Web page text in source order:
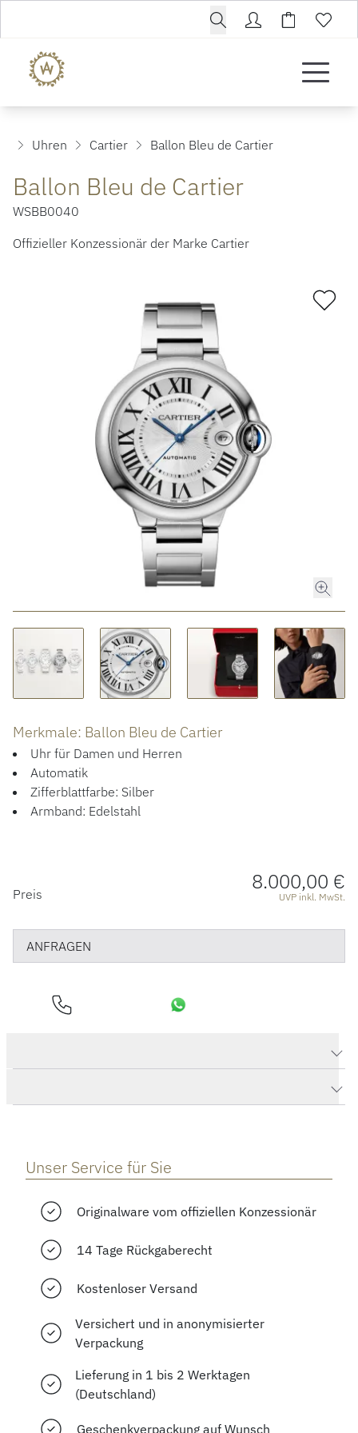
ROLEX CERTIFIED PRE-OWNED
LUXURY DEALS
HOCHZEIT
Uhren Cartier Ballon Bleu de Cartier
Ballon Bleu de Cartier
WSBB0040
Offizieller Konzessionär der Marke Cartier
Merkmale: Ballon Bleu de Cartier
Uhr für Damen und Herren
Automatik
Zifferblattfarbe: Silber
Armband: Edelstahl
PREISINFORMATIONEN
Preis 8.000,00 €
UVP inkl. MwSt.
ANFRAGEN
Unser Service für Sie
Originalware vom offiziellen Konzessionär
14 Tage Rückgaberecht
Kostenloser Versand
Versichert und in anonymisierter
Verpackung
Lieferung in 1 bis 2 Werktagen
(Deutschland)
Geschenkverpackung auf Wunsch